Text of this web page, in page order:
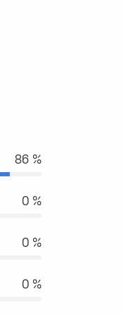
98 %
0 %
0 %
0 %